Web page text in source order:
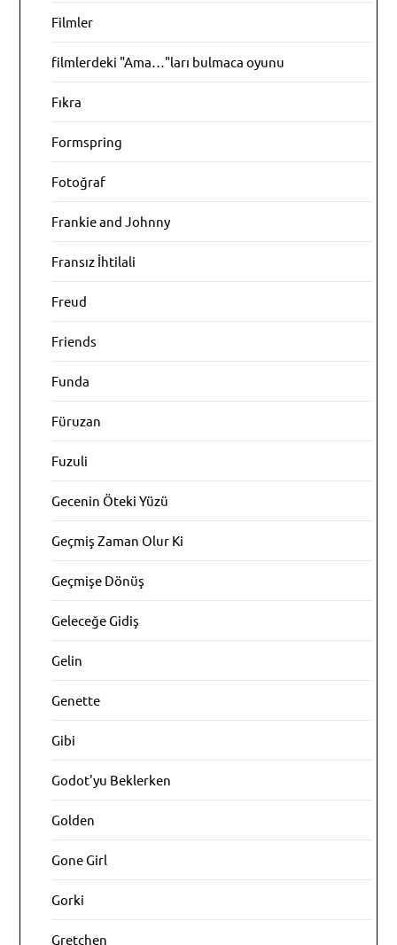
Filmler
filmlerdeki "Ama…"ları bulmaca oyunu
Fıkra
Formspring
Fotoğraf
Frankie and Johnny
Fransız İhtilali
Freud
Friends
Funda
Füruzan
Fuzuli
Gecenin Öteki Yüzü
Geçmiş Zaman Olur Ki
Geçmişe Dönüş
Geleceğe Gidiş
Gelin
Genette
Gibi
Godot'yu Beklerken
Golden
Gone Girl
Gorki
Gretchen